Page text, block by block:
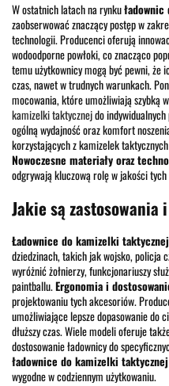
W ostatnich latach na rynku
zaobserwować znaczący postęp w
technologii. Producenci oferują
wodoodporne powłoki, co znacząco
temu użytkownicy mogą być pewni, że
czas, nawet w trudnych warunkach.
mocowania, które umożliwiają szybką
kamizelki taktycznejdo
ogólną wydajność oraz komfort
korzystających z kamizelek
Nowoczesne materiały oraz
odgrywają kluczową rolę w jakości
Jakie są
Ładownice do kamizelki taktycznej
dziedzinach, takich jak wojsko, policja
wyróżnić żołnierzy, funkcjonariuszy
paintballu.Ergonomia i
projektowaniu tych akcesoriów.
umożliwiające lepsze dopasowanie do
dłuższy czas. Wiele modeli oferuje
dostosowanie ładownicy do
ładownice do kamizelki taktycznej
wygodne w codziennym użytkowaniu.